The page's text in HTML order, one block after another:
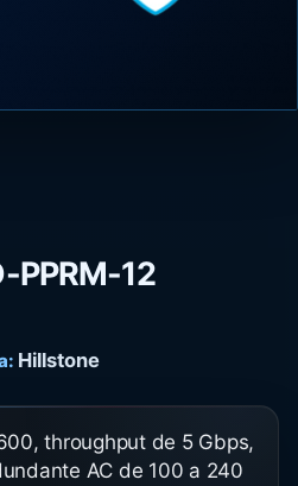
PPRM-12
Hillstone
throughput de 5 Gbps,
AC de 100 a 240